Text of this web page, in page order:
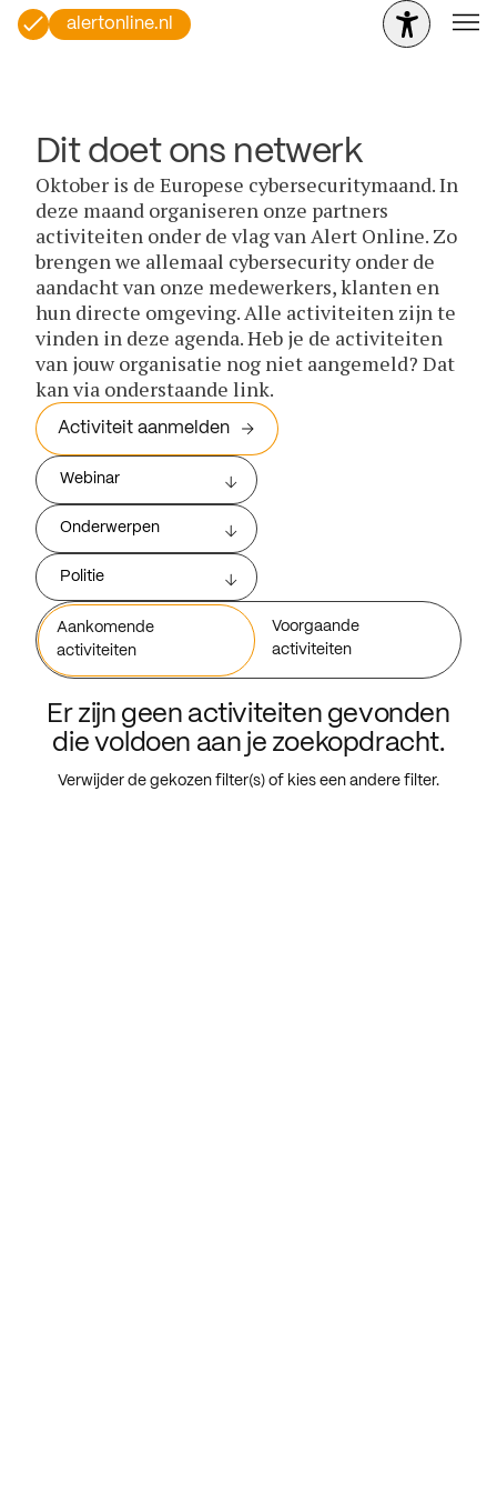
alertonline.nl
Dit doet ons netwerk
Oktober is de Europese cybersecuritymaand. In
deze maand organiseren onze partners
activiteiten onder de vlag van Alert Online. Zo
brengen we allemaal cybersecurity onder de
aandacht van onze medewerkers, klanten en
hun directe omgeving. Alle activiteiten zijn te
vinden in deze agenda. Heb je de activiteiten
van jouw organisatie nog niet aangemeld? Dat
kan via onderstaande link.
Activiteit aanmelden
Webinar
Onderwerpen
Politie
Aankomende
activiteiten
Voorgaande
activiteiten
Er zijn geen activiteiten gevonden
die voldoen aan je zoekopdracht.
Verwijder de gekozen filter(s) of kies een andere filter.